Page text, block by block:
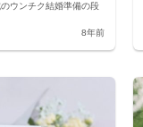
ウンチク結婚準備の段
8年前